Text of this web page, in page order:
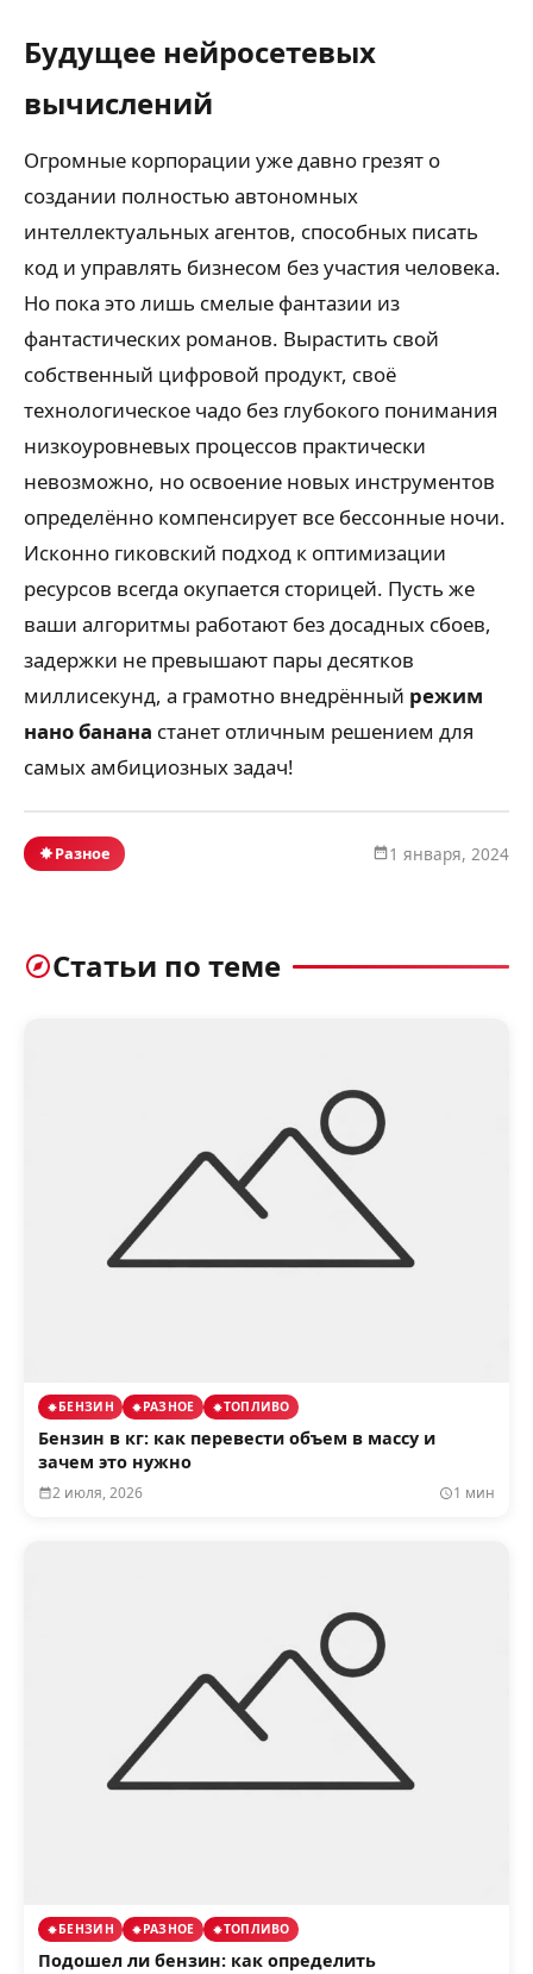
Будущее нейросетевых
вычислений
Огромные корпорации уже давно грезят о
создании полностью автономных
интеллектуальных агентов, способных писать
код и управлять бизнесом без участия человека.
Но пока это лишь смелые фантазии из
фантастических романов. Вырастить свой
собственный цифровой продукт, своё
технологическое чадо без глубокого понимания
низкоуровневых процессов практически
невозможно, но освоение новых инструментов
определённо компенсирует все бессонные ночи.
Исконно гиковский подход к оптимизации
ресурсов всегда окупается сторицей. Пусть же
ваши алгоритмы работают без досадных сбоев,
задержки не превышают пары десятков
миллисекунд, а грамотно внедрённый режим
нано банана станет отличным решением для
самых амбициозных задач!
Разное 1 января, 2024
Статьи по теме
БЕНЗИН РАЗНОЕ ТОПЛИВО
Бензин в кг: как перевести объем в массу и
зачем это нужно
2 июля, 2026 1 мин
БЕНЗИН РАЗНОЕ ТОПЛИВО
Подошел ли бензин: как определить